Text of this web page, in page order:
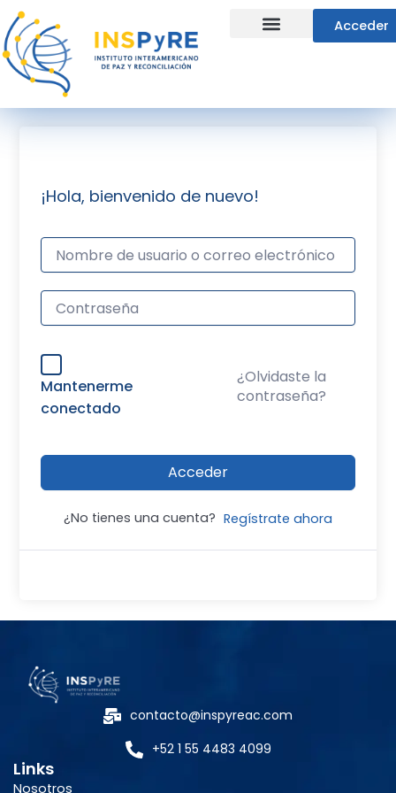
al
contenido
Acceder
¡Hola, bienvenido de nuevo!
Mantenerme
conectado
¿Olvidaste la
contraseña?
Acceder
¿No tienes una cuenta? Regístrate ahora
contacto@inspyreac.com
+52 1 55 4483 4099
Links
Nosotros